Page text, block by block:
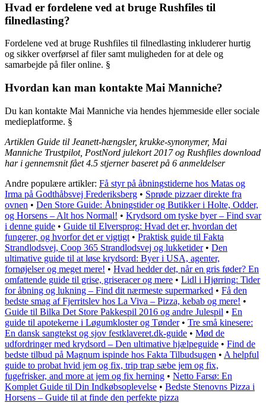
Hvad er fordelene ved at bruge Rushfiles til
filnedlasting?
Fordelene ved at bruge Rushfiles til filnedlasting inkluderer hurtig
og sikker overførsel af filer samt muligheden for at dele og
samarbejde på filer online. §
Hvordan kan man kontakte Mai Manniche?
Du kan kontakte Mai Manniche via hendes hjemmeside eller sociale
medieplatforme. §
Artiklen Guide til Jeanett-hængsler, krukke-synonymer, Mai
Manniche Trustpilot, PostNord julekort 2017 og Rushfiles download
har i gennemsnit fået4.5 stjerner baseret på 6 anmeldelser
Andre populære artikler: Få styr på åbningstiderne hos Matas og
Irma på Godthåbsvej Frederiksberg • Sprøde pizzaer direkte fra
ovnen • Den Store Guide: Åbningstider og Butikker i Holte, Odder,
og Horsens – Alt hos Normal! • Krydsord om tyske byer – Find svar
i denne guide • Guide til Elversprog: Hvad det er, hvordan det
fungerer, og hvorfor det er vigtigt • Praktisk guide til Fakta
Strandlodsvej, Coop 365 Strandlodsvej og lukketider• Den
ultimative guide til at løse krydsord: Byer i USA, agenter,
fornøjelser og meget mere! • Hvad hedder det, når en gris føder? En
omfattende guide til grise, griseracer og mere • Lidl i Hjørring: Tider
for åbning og lukning – Find dit nærmeste supermarked • Få den
bedste smag af Fjerritslev hos La Viva – Pizza, kebab og mere! •
Guide til Bilka Det Store Pakkespil 2016 og andre Julespil • En
guide til apotekerne i Løgumkloster og Tønder• Tre små kinesere:
En dansk sangtekst og sjov festklaveret.dk-guide • Mød de
udfordringer med krydsord – Den ultimative hjælpeguide • Find de
bedste tilbud på Magnum ispinde hos Fakta Tilbudsugen • A helpful
guide to probat hvid jem og fix, trip trap sæbe jem og fix,
fugefrisker, and more at jem og fix herning • Netto Farsø: En
Komplet Guide til Din Indkøbsoplevelse • Bedste Stenovns Pizza i
Horsens – Guide til at finde den perfekte pizza